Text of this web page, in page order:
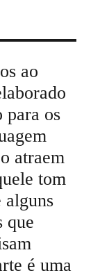
ao
para os
atraem
tom
alguns
que
é uma